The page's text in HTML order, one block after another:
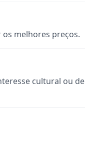
melhores preços.
cultural ou de